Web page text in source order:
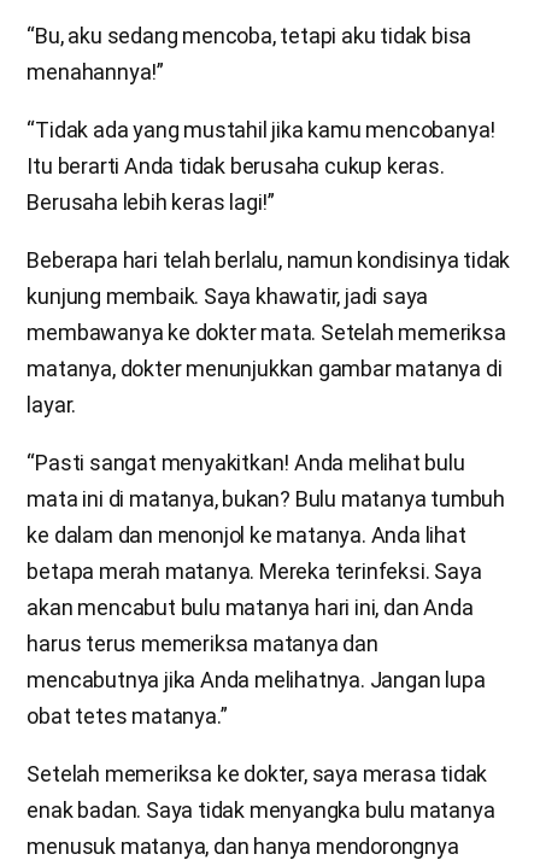
“Bu, aku sedang mencoba, tetapi aku tidak bisa
menahannya!”
“Tidak ada yang mustahil jika kamu mencobanya!
Itu berarti Anda tidak berusaha cukup keras.
Berusaha lebih keras lagi!”
Beberapa hari telah berlalu, namun kondisinya tidak
kunjung membaik. Saya khawatir, jadi saya
membawanya ke dokter mata. Setelah memeriksa
matanya, dokter menunjukkan gambar matanya di
layar.
“Pasti sangat menyakitkan! Anda melihat bulu
mata ini di matanya, bukan? Bulu matanya tumbuh
ke dalam dan menonjol ke matanya. Anda lihat
betapa merah matanya. Mereka terinfeksi. Saya
akan mencabut bulu matanya hari ini, dan Anda
harus terus memeriksa matanya dan
mencabutnya jika Anda melihatnya. Jangan lupa
obat tetes matanya.”
Setelah memeriksa ke dokter, saya merasa tidak
enak badan. Saya tidak menyangka bulu matanya
menusuk matanya, dan hanya mendorongnya